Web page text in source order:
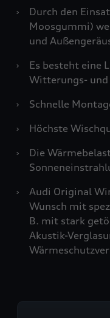
›
Durch den
Moosgummi)
und
›
Es besteht eine
Witterungs-
›
Schnelle
›
Höchste
›
Die
›
Audi Original
Wunsch mit
B. mit stark
Akustik-